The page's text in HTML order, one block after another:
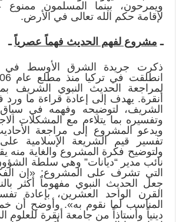
ويمرحون، بينما المسلمون ممنوع
لإقامة حكم الله تعالى في الأرض.
ـ مشروع لفهم الحديث فهماً عصرياً ـ
لمراجعة الحديث النبوي الشريف
أنقرة. يهدف إلى إعادة قراءة ما ورد
الشريف، لتوضيحه وفهمه في
وتفسيره بما يتلاءم مع المشكلات
ويدعو المشروع إلى مراجعة
تفسير قيم الشريعة الإسلامية
ولتوضيح فكرة المشروع والغاية منه
نائب مدير “ديانات” وهي سلطة
التي تشرف على المشروع: «إن
جعل الحديث النبوي مفهوماً أكثر
القرن الواحد العشرين، بإعادة
المناسب لما نقوم به». وأوضح أن
دينياً وأستاذاً من جامعة أنقرة للعلوم